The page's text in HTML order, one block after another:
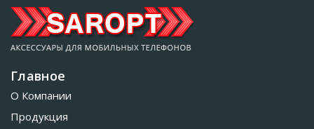
Главное
О Компании
Продукция